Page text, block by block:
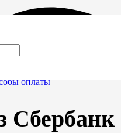
оплаты
Сбербанк